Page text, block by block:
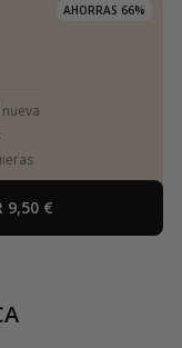
AHORRAS 66%
9,50 €